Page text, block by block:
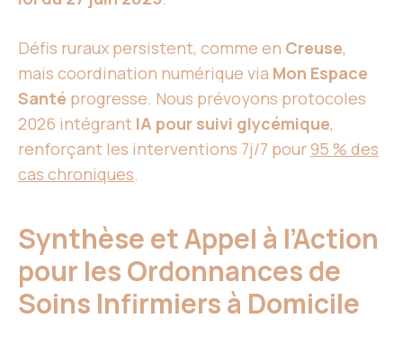
Défis ruraux persistent, comme en Creuse,
mais coordination numérique via Mon Espace
Santé progresse. Nous prévoyons protocoles
2026 intégrant IA pour suivi glycémique,
renforçant les interventions 7j/7 pour95 % des
cas chroniques.
Synthèse et Appel à l’Action
pour les Ordonnances de
Soins Infirmiers à Domicile